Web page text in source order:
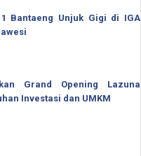
Bantaeng Unjuk Gigi di IGA
Grand Opening Lazuna
Investasi dan UMKM